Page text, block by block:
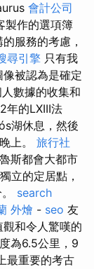
會計公司
製作的選項簿
服務的考慮，
尋引擎 只有我
被認為是確定
數據的收集和
年的LXIII法
湖休息，然後
上。 旅行社
斯都會大都市
立的定居點，
search
外燴 - seo 友
和令人驚嘆的
為6.5公里，9
最重要的考古